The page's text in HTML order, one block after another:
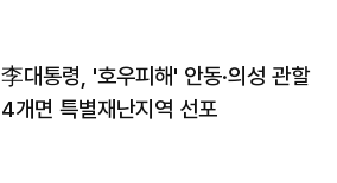
李대통령, '호우피해' 안동·의성 관할
4개면 특별재난지역 선포